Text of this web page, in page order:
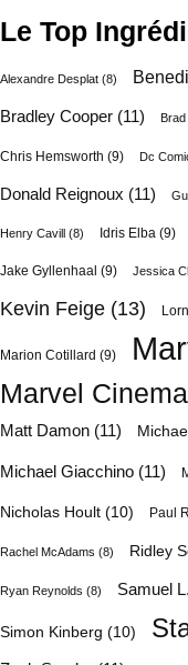
Le Top
Alexandre Desplat (8)
Bradley Cooper (11) Brad
Chris Hemsworth (9) Dc
Donald Reignoux (11)
Henry Cavill (8) Idris Elba (9)
Jake Gyllenhaal (9) Jessica
Kevin Feige (13)
Marion Cotillard (9)
Marvel
Matt Damon (11)
Michael Giacchino (11)
Nicholas Hoult (10) Paul
Rachel McAdams (8) Ridley
Ryan Reynolds (8) Samuel
Simon Kinberg (10)